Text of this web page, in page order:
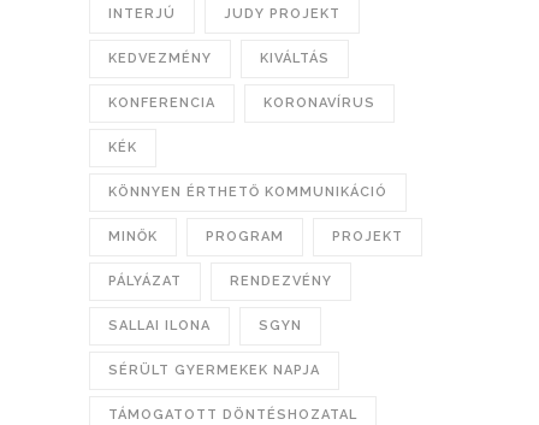
INTERJÚ JUDY PROJEKT
KEDVEZMÉNY KIVÁLTÁS
KONFERENCIA KORONAVÍRUS
KÉK
KÖNNYEN ÉRTHETŐ KOMMUNIKÁCIÓ
MINŐK PROGRAM PROJEKT
PÁLYÁZAT RENDEZVÉNY
SALLAI ILONA SGYN
SÉRÜLT GYERMEKEK NAPJA
TÁMOGATOTT DÖNTÉSHOZATAL